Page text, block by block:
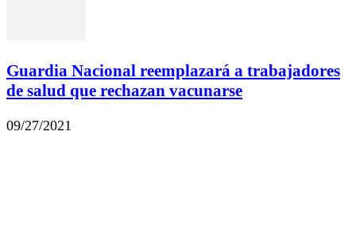
Guardia Nacional reemplazará a trabajadores
de salud que rechazan vacunarse
09/27/2021